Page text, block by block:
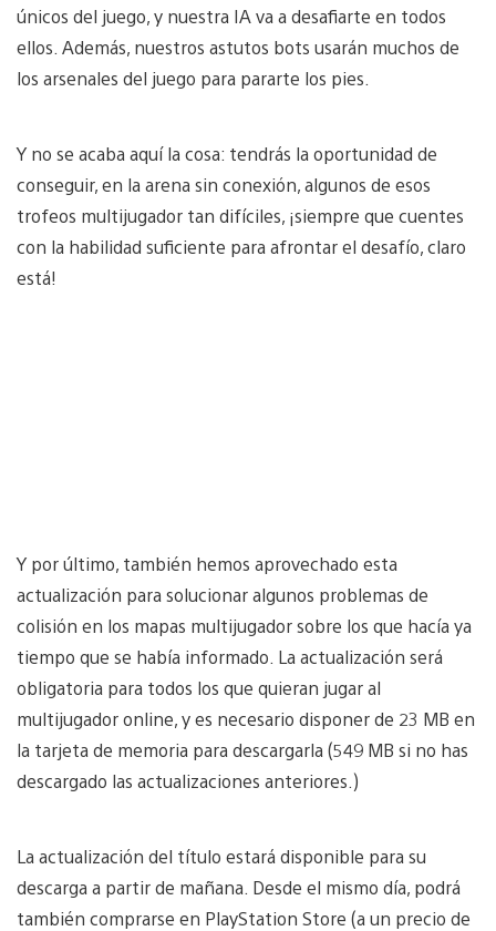
únicos del juego, y nuestra IA va a desafiarte en todos
ellos. Además, nuestros astutos bots usarán muchos de
los arsenales del juego para pararte los pies.
Y no se acaba aquí la cosa: tendrás la oportunidad de
conseguir, en la arena sin conexión, algunos de esos
trofeos multijugador tan difíciles, ¡siempre que cuentes
con la habilidad suficiente para afrontar el desafío, claro
está!
Y por último, también hemos aprovechado esta
actualización para solucionar algunos problemas de
colisión en los mapas multijugador sobre los que hacía ya
tiempo que se había informado. La actualización será
obligatoria para todos los que quieran jugar al
multijugador online, y es necesario disponer de 23 MB en
la tarjeta de memoria para descargarla (549 MB si no has
descargado las actualizaciones anteriores.)
La actualización del título estará disponible para su
descarga a partir de mañana. Desde el mismo día, podrá
también comprarse en PlayStation Store (a un precio de